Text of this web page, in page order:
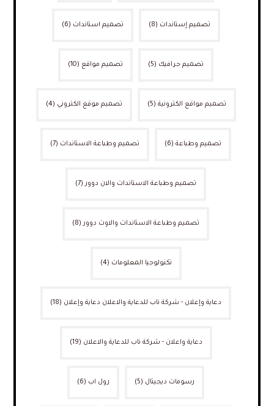
تصميم إستاندات (8) تصميم استاندات (6)
تصميم جرافيك (5) تصميم مواقع (10)
تصميم مواقع الكترونية (5) تصميم موقع الكتروني (4)
تصميم وطباعة (6) تصميم وطباعة الاستاندات (7)
تصميم وطباعة الاستاندات والان دوور (7)
تصميم وطباعة الاستاندات والاوت دوور (8)
تكنولوجيا المعلومات (4)
دعاية وإعلان - شركة ناب للدعاية والاعلان دعاية وإعلان (18)
دعاية واعلان - شركة ناب للدعاية والاعلان (19)
رسومات ديجيتال (5) رول اب (6)